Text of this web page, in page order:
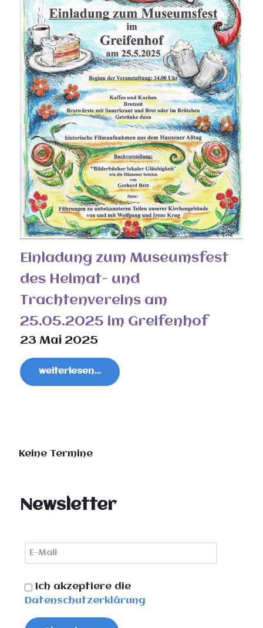
Einladung zum Museumsfest
des Heimat- und
Trachtenvereins am
25.05.2025 im Greifenhof
23 Mai 2025
weiterlesen...
Keine Termine
Newsletter
Ich akzeptiere die
Datenschutzerklärung